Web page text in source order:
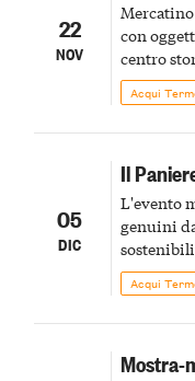
22
NOV
con
centro
materiale
Acqui
05
DIC
Il
L'evento
genuini
Acqui
Mostra-